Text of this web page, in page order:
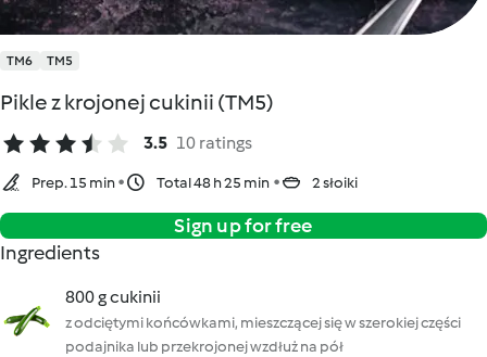
TM6 TM5
Pikle z krojonej cukinii (TM5)
3.5 10 ratings
Prep. 15 min Total 48 h 25 min 2 słoiki
Sign up for free
Ingredients
800 g cukinii
z odciętymi końcówkami, mieszczącej się w szerokiej części
podajnika lub przekrojonej wzdłuż na pół